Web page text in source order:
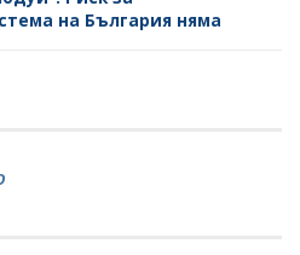
на България няма